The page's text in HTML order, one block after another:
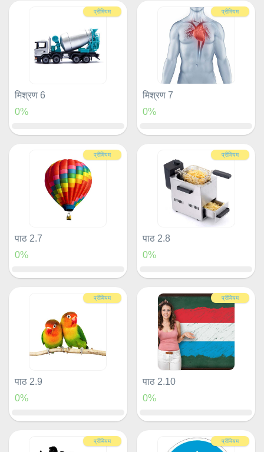
प्रीमियम
मिश्रण 6
0%
प्रीमियम
मिश्रण 7
0%
प्रीमियम
पाठ 2.7
0%
प्रीमियम
पाठ 2.8
0%
प्रीमियम
पाठ 2.9
0%
प्रीमियम
पाठ 2.10
0%
प्रीमियम प्रीमियम